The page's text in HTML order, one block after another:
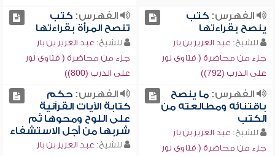
الفهرس:كتب
ينصح بقراءتها
للشيخ: عبد العزيز بن باز
جزء من محاضرة ( فتاوى نور
على الدرب (792))
الفهرس:كتب
تنصح المرأة بقراءتها
للشيخ: عبد العزيز بن باز
جزء من محاضرة ( فتاوى نور
على الدرب (800))
الفهرس:ما ينصح
باقتنائه ومطالعته من
الكتب
للشيخ: عبد العزيز بن باز
جزء من محاضرة ( فتاوى نور
الفهرس:حكم
كتابة الآيات القرآنية
على اللوح ومحوها ثم
شربها من أجل الاستشفاء
للشيخ: عبد العزيز بن باز